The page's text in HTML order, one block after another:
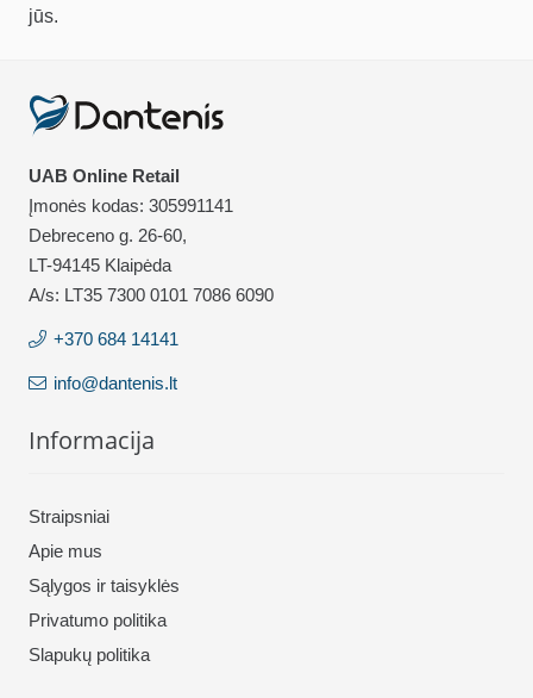
jūs.
UAB Online Retail
Įmonės kodas: 305991141
Debreceno g. 26-60,
LT-94145 Klaipėda
A/s: LT35 7300 0101 7086 6090
+370 684 14141
info@dantenis.lt
Informacija
Straipsniai
Apie mus
Sąlygos ir taisyklės
Privatumo politika
Slapukų politika